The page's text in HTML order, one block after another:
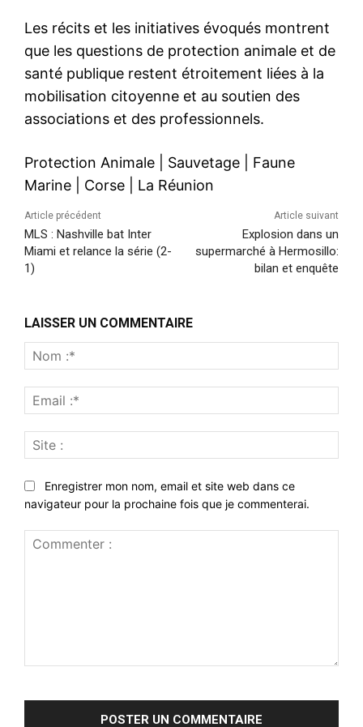
Les récits et les initiatives évoqués montrent
que les questions de protection animale et de
santé publique restent étroitement liées à la
mobilisation citoyenne et au soutien des
associations et des professionnels.
Protection Animale Sauvetage
Faune
Marine
Corse La Réunion
Article précédent
MLS : Nashville bat Inter
Miami et relance la série (2-
1)
Article suivant
Explosion dans un
supermarché à Hermosillo:
bilan et enquête
LAISSER UN COMMENTAIRE
:*
:*
:
Enregistrer mon nom, email et site web dans ce
navigateur pour la prochaine fois que je commenterai.